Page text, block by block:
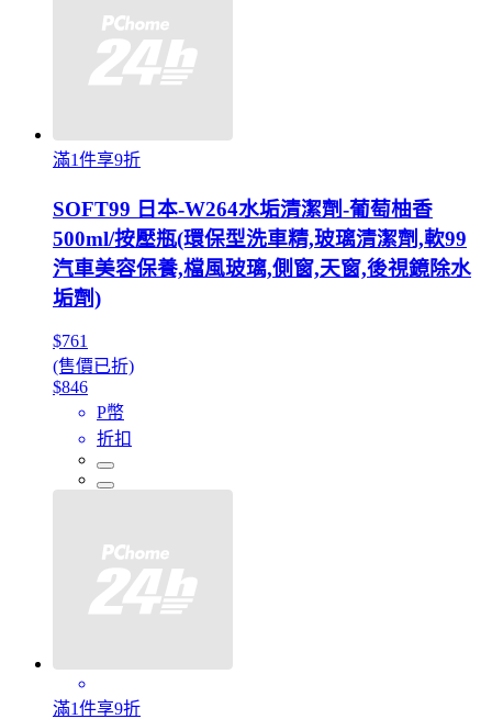
滿1件享9折
SOFT99 日本-W264水垢清潔劑-葡萄柚香
500ml/按壓瓶(環保型洗車精,玻璃清潔劑,軟99
汽車美容保養,檔風玻璃,側窗,天窗,後視鏡除水
垢劑)
$761
(售價已折)
$846
P幣
折扣
滿1件享9折